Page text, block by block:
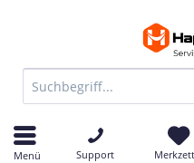
Menü Support